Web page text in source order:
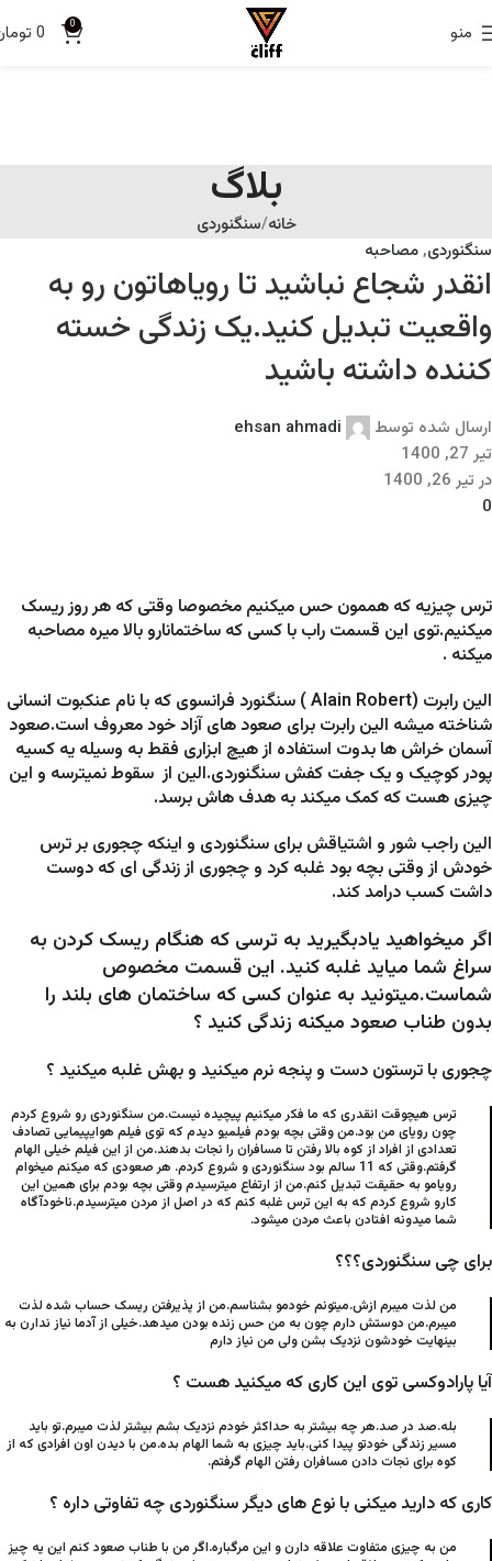
منو 0
0
بلاگ
خانه سنگنوردی
سنگنوردی,مصاحبه
انقدر شجاع نباشید تا رویاهاتون رو به
واقعیت تبدیل کنید.یک زندگی خسته
کننده داشته باشید
ارسال شده توسط
ehsan ahmadi
تیر 27, 1400
در تیر 26, 1400
0
ترس چیزیه که هممون حس میکنیم مخصوصا وقتی که هر روز ریسک
میکنیم.توی این قسمت راب با کسی که ساختمانارو بالا میره مصاحبه
میکنه .
الین رابرت (Alain Robert ) سنگنورد فرانسوی که با نام عنکبوت انسانی
شناخته میشه الین رابرت برای صعود های آزاد خود معروف است.صعود
آسمان خراش ها بدوت استفاده از هیچ ابزاری فقط به وسیله یه کسیه
پودر کوچیک و یک جفت کفش سنگنوردی.الین از سقوط نمیترسه و این
چیزی هست که کمک میکند به هدف هاش برسد.
الین راجب شور و اشتیاقش برای سنگنوردی و اینکه چجوری بر ترس
خودش از وقتی بچه بود غلبه کرد و چجوری از زندگی ای که دوست
داشت کسب درامد کند.
اگر میخواهید یادبگیرید به ترسی که هنگام ریسک کردن به
سراغ شما میاید غلبه کنید. این قسمت مخصوص
شماست.میتونید به عنوان کسی که ساختمان های بلند را
بدون طناب صعود میکنه زندگی کنید ؟
چجوری با ترستون دست و پنجه نرم میکنید و بهش غلبه میکنید ؟
ترس هیچوقت انقدری که ما فکر میکنیم پیچیده نیست.من سنگنوردی رو شروع کردم
چون رویای من بود.من وقتی بچه بودم فیلمیو دیدم که توی فیلم هوایپیمایی تصادف
تعدادی از افراد از کوه بالا رفتن تا مسافران را نجات بدهند.من از این فیلم خیلی الهام
گرفتم.وقتی که 11 سالم بود سنگنوردی و شروع کردم. هر صعودی که میکنم میخوام
رویامو به حقیقت تبدیل کنم.من از ارتفاع میترسیدم وقتی بچه بودم برای همین این
کارو شروع کردم که به این ترس غلبه کنم که در اصل از مردن میترسیدم.ناخودآگاه
شما میدونه افتادن باعث مردن میشود.
برای چی سنگنوردی؟؟؟
من لذت میبرم ازش.میتونم خودمو بشناسم.من از پذیرفتن ریسک حساب شده لذت
میبرم.من دوستش دارم چون به من حس زنده بودن میدهد.خیلی از آدما نیاز ندارن به
بینهایت خودشون نزدیک بشن ولی من نیاز دارم
آیا پارادوکسی توی این کاری که میکنید هست ؟
بله.صد در صد.هر چه بیشتر به حداکثر خودم نزدیک بشم بیشتر لذت میبرم.تو باید
مسیر زندگی خودتو پیدا کنی.باید چیزی به شما الهام بده.من با دیدن اون افرادی که از
کوه برای نجات دادن مسافران رفتن الهام گرفتم.
کاری که دارید میکنی با نوع های دیگر سنگنوردی چه تفاوتی داره ؟
من به چیزی متفاوت علاقه دارن و این مرگباره.اگر من با طناب صعود کنم این یه چیز